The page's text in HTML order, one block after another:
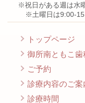
※祝日がある週は水
※土曜日は9:00-
トップページ
御所南ともこ
ご予約
診療内容のご案
診療時間